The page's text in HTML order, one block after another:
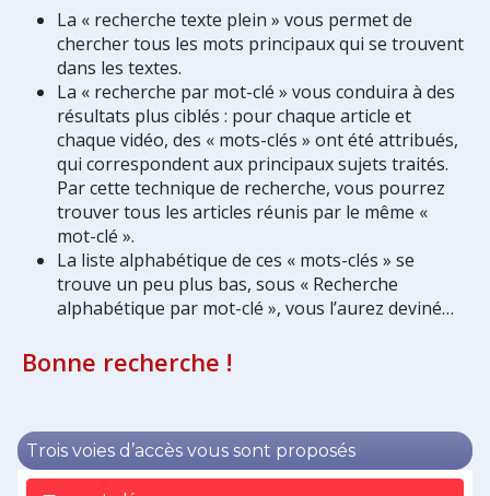
La « recherche texte plein » vous permet de
chercher tous les mots principaux qui se trouvent
dans les textes.
La « recherche par mot-clé » vous conduira à des
résultats plus ciblés : pour chaque article et
chaque vidéo, des « mots-clés » ont été attribués,
qui correspondent aux principaux sujets traités.
Par cette technique de recherche, vous pourrez
trouver tous les articles réunis par le même «
mot-clé ».
La liste alphabétique de ces « mots-clés » se
trouve un peu plus bas, sous « Recherche
alphabétique par mot-clé », vous l’aurez deviné…
Bonne recherche !
Trois voies d’accès vous sont proposés